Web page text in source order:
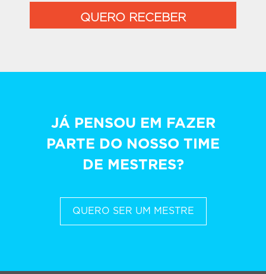
QUERO RECEBER
JÁ PENSOU EM FAZER
PARTE DO NOSSO TIME
DE MESTRES?
QUERO SER UM MESTRE